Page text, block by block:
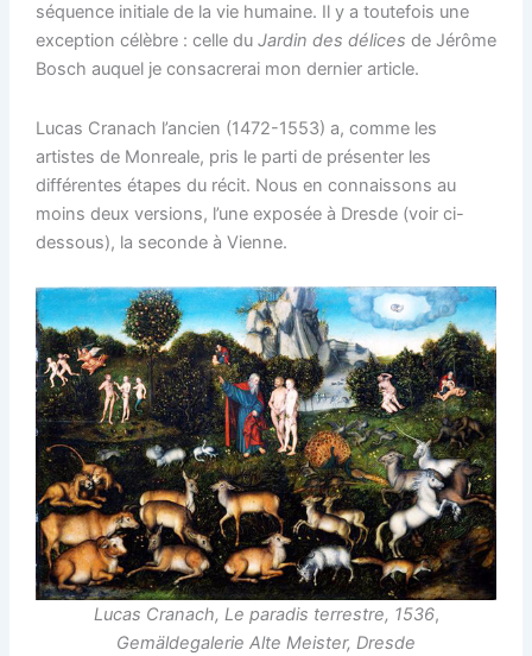
séquence initiale de la vie humaine. Il y a toutefois une
exception célèbre : celle du Jardin des délices de Jérôme
Bosch auquel je consacrerai mon dernier article.
Lucas Cranach l’ancien (1472-1553) a, comme les
artistes de Monreale, pris le parti de présenter les
différentes étapes du récit. Nous en connaissons au
moins deux versions, l’une exposée à Dresde (voir ci-
dessous), la seconde à Vienne.
Lucas Cranach, Le paradis terrestre, 1536,
Gemäldegalerie Alte Meister, Dresde